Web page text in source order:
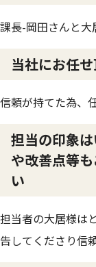
課長-岡田さんと大
当社にお任
信頼が持てた為、
担当の印象
や改善点等
い
担当者の大居様は
告してくださり信